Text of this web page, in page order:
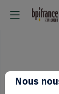
Nous